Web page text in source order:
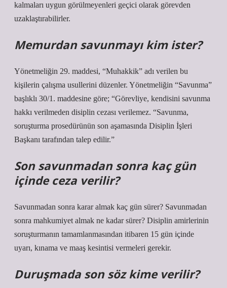
kalmaları uygun görülmeyenleri geçici olarak görevden
uzaklaştırabilirler.
Memurdan savunmayı kim ister?
Yönetmeliğin 29. maddesi, “Muhakkik” adı verilen bu
kişilerin çalışma usullerini düzenler. Yönetmeliğin “Savunma”
başlıklı 30/1. maddesine göre; “Görevliye, kendisini savunma
hakkı verilmeden disiplin cezası verilemez. “Savunma,
soruşturma prosedürünün son aşamasında Disiplin İşleri
Başkanı tarafından talep edilir.”
Son savunmadan sonra kaç gün
içinde ceza verilir?
Savunmadan sonra karar almak kaç gün sürer? Savunmadan
sonra mahkumiyet almak ne kadar sürer? Disiplin amirlerinin
soruşturmanın tamamlanmasından itibaren 15 gün içinde
uyarı, kınama ve maaş kesintisi vermeleri gerekir.
Duruşmada son söz kime verilir?